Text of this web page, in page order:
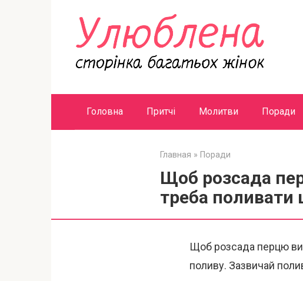
Головна Притчі Молитви Поради
Главная » Поради
Щоб розсада
треба
Щоб розсада перцю
поливу. Зазвичай